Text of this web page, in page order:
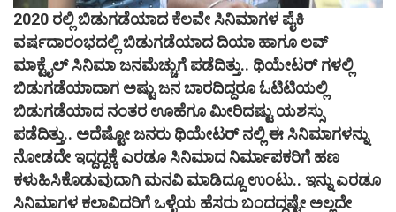
2020 ರಲ್ಲಿ ಬಿಡುಗಡೆಯಾದ ಕೆಲವೇ ಸಿನಿಮಾಗಳ ಪೈಕಿ
ವರ್ಷದಾರಂಭದಲ್ಲಿ ಬಿಡುಗಡೆಯಾದ ದಿಯಾ ಹಾಗೂ ಲವ್
ಮಾಕ್ಟೈಲ್ ಸಿನಿಮಾ ಜನಮೆಚ್ಚುಗೆ ಪಡೆದಿತ್ತು.. ಥಿಯೇಟರ್ ಗಳಲ್ಲಿ
ಬಿಡುಗಡೆಯಾದಾಗ ಅಷ್ಟು ಜನ ಬಾರದಿದ್ದರೂ ಓಟಿಟಿಯಲ್ಲಿ
ಬಿಡುಗಡೆಯಾದ ನಂತರ ಊಹೆಗೂ ಮೀರಿದಷ್ಟು ಯಶಸ್ಸು
ಪಡೆದಿತ್ತು.. ಅದೆಷ್ಟೋ ಜನರು ಥಿಯೇಟರ್ ನಲ್ಲಿ ಈ ಸಿನಿಮಾಗಳನ್ನು
ನೋಡದೇ ಇದ್ದದ್ದಕ್ಕೆ ಎರಡೂ ಸಿನಿಮಾದ ನಿರ್ಮಾಪಕರಿಗೆ ಹಣ
ಕಳುಹಿಸಿಕೊಡುವುದಾಗಿ ಮನವಿ ಮಾಡಿದ್ದೂ ಉಂಟು.. ಇನ್ನು ಎರಡೂ
ಸಿನಿಮಾಗಳ ಕಲಾವಿದರಿಗೆ ಒಳ್ಳೆಯ ಹೆಸರು ಬಂದದ್ದಷ್ಟೇ ಅಲ್ಲದೇ